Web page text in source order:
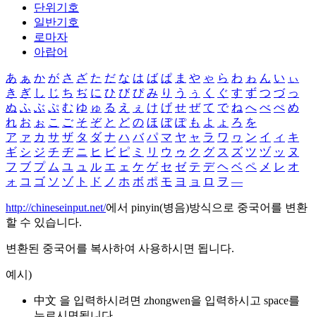
단위기호
일반기호
로마자
아랍어
あ ぁ か が さ ざ た だ な は ば ぱ ま や ゃ ら わ ゎ ん い ぃ
き ぎ し じ ち ぢ に ひ び ぴ み り う ぅ く ぐ す ず つ づ っ
ぬ ふ ぶ ぷ む ゆ ゅ る え ぇ け げ せ ぜ て で ね へ べ ぺ め
れ お ぉ こ ご そ ぞ と ど の ほ ぼ ぽ も よ ょ ろ を
ア ァ カ サ ザ タ ダ ナ ハ バ パ マ ヤ ャ ラ ワ ヮ ン イ ィ キ
ギ シ ジ チ ヂ ニ ヒ ビ ピ ミ リ ウ ゥ ク グ ス ズ ツ ヅ ッ ヌ
フ ブ プ ム ユ ュ ル エ ェ ケ ゲ セ ゼ テ デ ヘ ベ ペ メ レ オ
ォ コ ゴ ソ ゾ ト ド ノ ホ ボ ポ モ ヨ ョ ロ ヲ ―
http://chineseinput.net/에서 pinyin(병음)방식으로 중국어를 변환
할 수 있습니다.
변환된 중국어를 복사하여 사용하시면 됩니다.
예시)
中文 을 입력하시려면 zhongwen을 입력하시고 space를